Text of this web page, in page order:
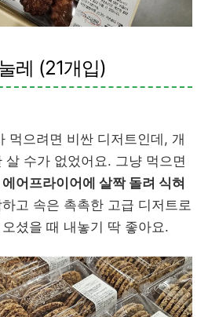
레 (21개입)
먹으려면 비싼 디저트인데, 개
살 수가 없었어요. 그냥 먹으면
에어프라이어에 살짝 돌려 식혀
고 속은 촉촉한 고급 디저트로
셨을 때 내놓기 딱 좋아요.